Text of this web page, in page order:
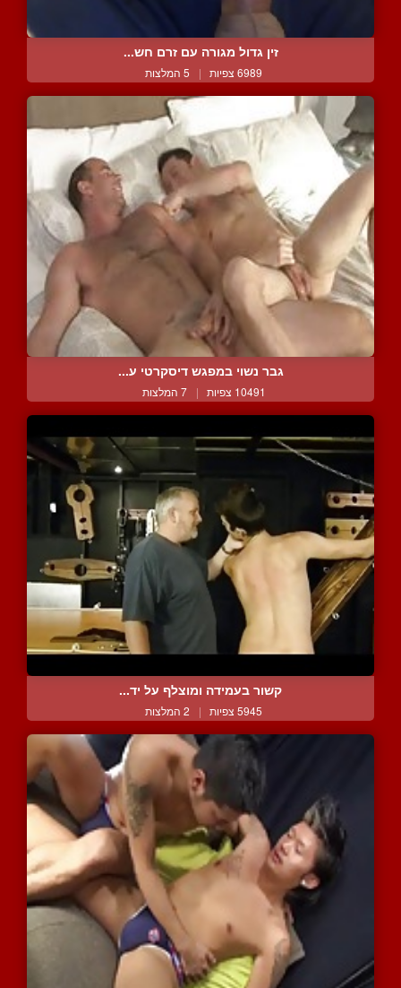
זין גדול מגורה עם זרם חש...
6989 צפיות | 5 המלצות
גבר נשוי במפגש דיסקרטי ע...
10491 צפיות | 7 המלצות
קשור בעמידה ומוצלף על יד...
5945 צפיות | 2 המלצות